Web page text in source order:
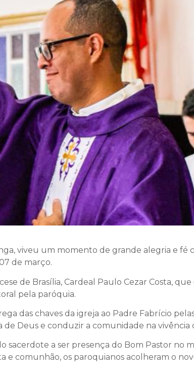
viveu um momento de grande alegria e fé
de março.
de Brasília, Cardeal Paulo Cezar Costa,
pela paróquia.
das chaves da igreja ao Padre Fabrício
Deus e conduzir a comunidade na vivência
a ser presença do Bom Pastor no
e comunhão, os paroquianos acolheram o